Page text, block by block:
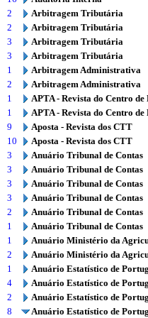
2
Arbitragem Tributária
2
Arbitragem Tributária
3
Arbitragem Tributária
3
Arbitragem Tributária
1
Arbitragem Administrativa
2
Arbitragem Administrativa
1
APTA - Revista do Centro
1
APTA - Revista do Centro
9
Aposta - Revista dos CTT
10
Aposta - Revista dos CTT
3
Anuário Tribunal de Contas
3
Anuário Tribunal de Contas
3
Anuário Tribunal de Contas
3
Anuário Tribunal de Contas
2
Anuário Tribunal de Contas
1
Anuário Tribunal de Contas
1
Anuário Ministério da
2
Anuário Ministério da
1
Anuário Estatístico de
4
Anuário Estatístico de
2
Anuário Estatístico de
8
Anuário Estatístico de